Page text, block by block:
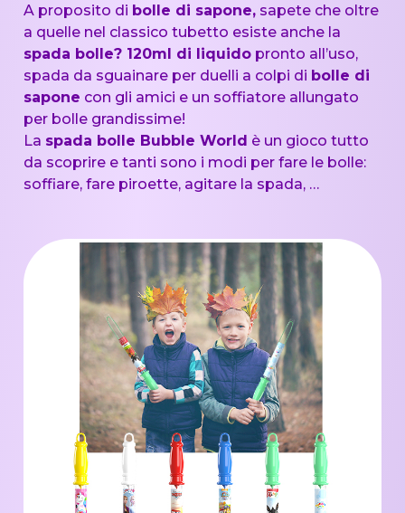
A proposito di bolle di sapone,sapete che oltre
a quelle nel classico tubetto esiste anche la
spada bolle? 120ml di liquidopronto all’uso,
spada da sguainare per duelli a colpi di bolle di
sapone con gli amici e un soffiatore allungato
per bolle grandissime!
La spada bolle Bubble World è un gioco tutto
da scoprire e tanti sono i modi per fare le bolle:
soffiare, fare piroette, agitare la spada, …